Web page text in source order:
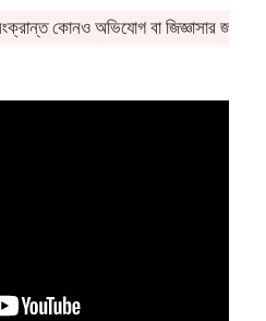
কোনও অভিযোগ বা জিজ্ঞাসার